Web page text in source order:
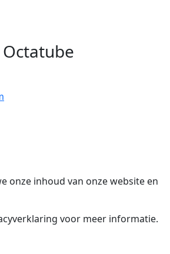
onze inhoud van onze website en
voor meer informatie.